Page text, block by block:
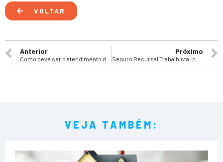
VOLTAR
Anterior Próximo
VEJA TAMBÉM: